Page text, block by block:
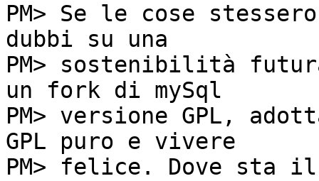
PM> Se le cose
dubbi su una
PM> sostenibilità
un fork di mySql
PM> versione GPL,
GPL puro e vivere
PM> felice. Dove sta il